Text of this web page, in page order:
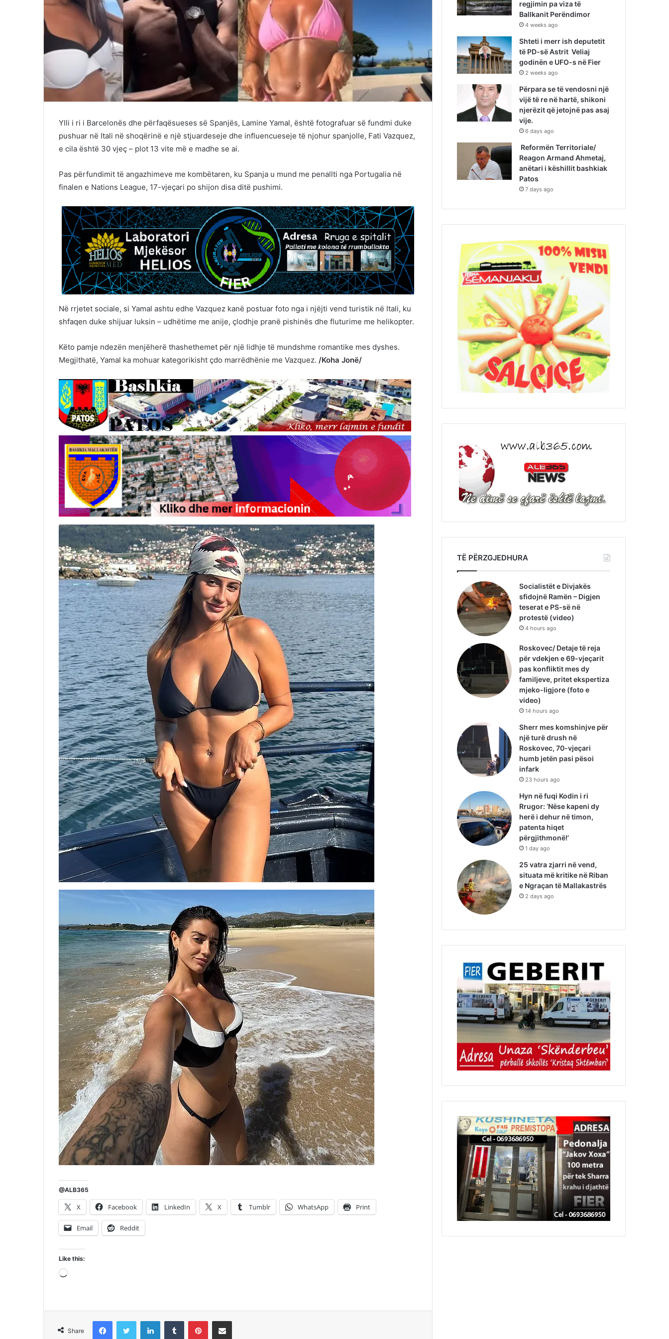
Ylli i ri i Barcelonës dhe përfaqësueses së Spanjës, Lamine Yamal, është fotografuar së fundmi duke
pushuar në Itali në shoqërinë e një stjuardeseje dhe influencueseje të njohur spanjolle, Fati Vazquez,
e cila është 30 vjeç – plot 13 vite më e madhe se ai.
Pas përfundimit të angazhimeve me kombëtaren, ku Spanja u mund me penallti nga Portugalia në
finalen e Nations League, 17-vjeçari po shijon disa ditë pushimi.
Në rrjetet sociale, si Yamal ashtu edhe Vazquez kanë postuar foto nga i njëjti vend turistik në Itali, ku
shfaqen duke shijuar luksin – udhëtime me anije, çlodhje pranë pishinës dhe fluturime me helikopter.
Këto pamje ndezën menjëherë thashethemet për një lidhje të mundshme romantike mes dyshes.
Megjithatë, Yamal ka mohuar kategorikisht çdo marrëdhënie me Vazquez. /Koha Jonë/
@ALB365
X Facebook LinkedIn X Tumblr WhatsApp Print
Email Reddit
Like this:
Loading…
Share
FacebookTwitter LinkedInTumblr PinterestShare via Email
regjimin pa viza të
Ballkanit Perëndimor
4 weeks ago
Shteti i merr ish deputetit
të PD-së Astrit Veliaj
godinën e UFO-s në Fier
2 weeks ago
Përpara se të vendosni një
vijë të re në hartë, shikoni
njerëzit që jetojnë pas asaj
vije.
6 days ago
Reformën Territoriale/
Reagon Armand Ahmetaj,
anëtari i këshillit bashkiak
Patos
7 days ago
TË PËRZGJEDHURA
Socialistët e Divjakës
sfidojnë Ramën – Digjen
teserat e PS-së në
protestë (video)
4 hours ago
Roskovec/ Detaje të reja
për vdekjen e 69-vjeçarit
pas konfliktit mes dy
familjeve, pritet ekspertiza
mjeko-ligjore (foto e
video)
14 hours ago
Sherr mes komshinjve për
një turë drush në
Roskovec, 70-vjeçari
humb jetën pasi pësoi
infark
23 hours ago
Hyn në fuqi Kodin i ri
Rrugor: ‘Nëse kapeni dy
herë i dehur në timon,
patenta hiqet
përgjithmonë!’
1 day ago
25 vatra zjarri në vend,
situata më kritike në Riban
e Ngraçan të Mallakastrës
2 days ago